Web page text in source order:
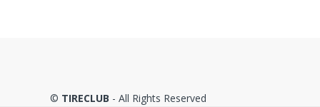
© TIRECLUB - All Rights Reserved